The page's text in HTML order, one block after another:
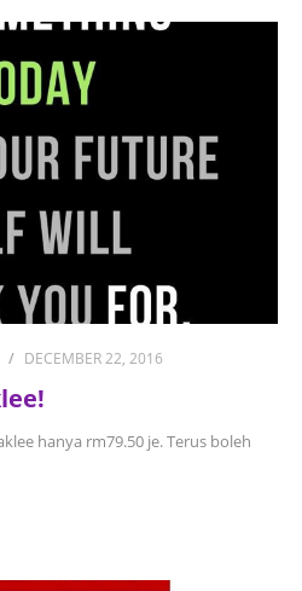
DECEMBER 22, 2016
hanya rm79.50 je. Terus boleh